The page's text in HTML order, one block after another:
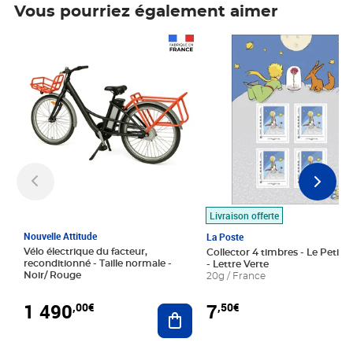
Vous pourriez également aimer
Nouvelle Attitude
Vélo électrique du facteur,
reconditionné - Taille normale -
Noir/ Rouge
1 490,00€ Ajouter au panier
Livraison offerte
La Poste
Collector 4 timbres - Le Petit
- Lettre Verte
20g / France
7,50€
Prix 7,50€